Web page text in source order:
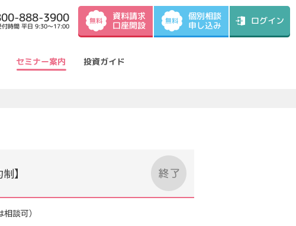
888-3900
付時間 平日 9:30～17:00
無料 資料請求
口座開設 無料 個別相談
申し込み ログイン
セミナー案内 投資ガイド
】
談可）